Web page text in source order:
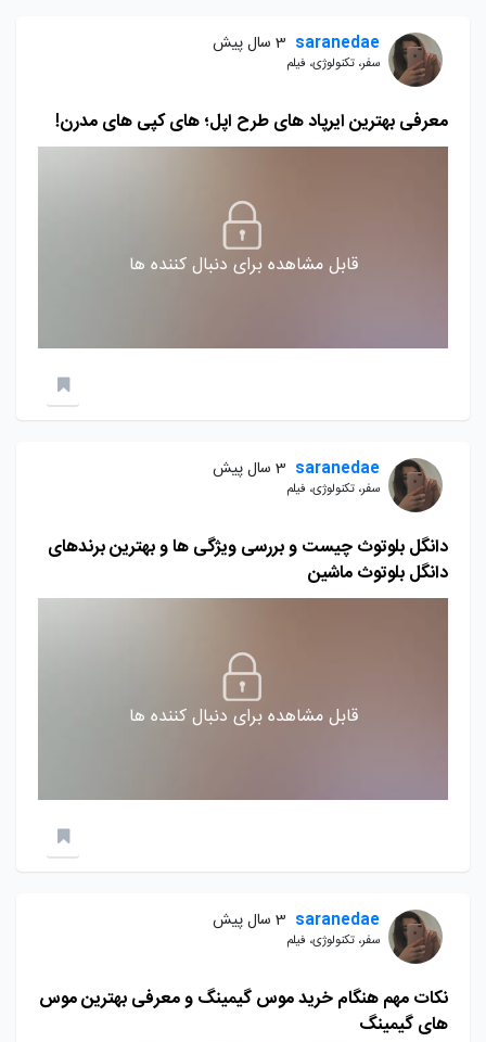
saranedae 3 سال پیش
سفر، تکنولوژی، فیلم
معرفی بهترین ایرپاد های طرح اپل؛ های کپی های مدرن!
قابل مشاهده برای دنبال کننده ها
saranedae 3 سال پیش
سفر، تکنولوژی، فیلم
دانگل بلوتوث چیست و بررسی ویژگی ها و بهترین برندهای
دانگل بلوتوث ماشین
قابل مشاهده برای دنبال کننده ها
saranedae 3 سال پیش
سفر، تکنولوژی، فیلم
نکات مهم هنگام خرید موس گیمینگ و معرفی بهترین موس
های گیمینگ